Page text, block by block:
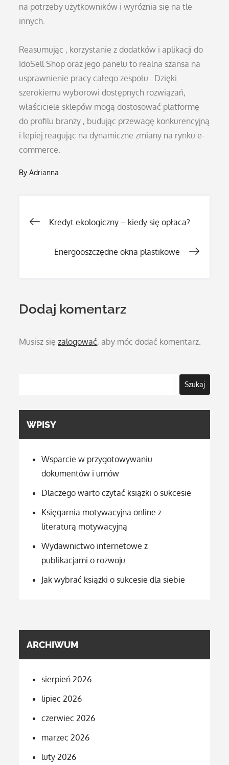
na potrzeby użytkowników i wyróżnia się na tle
innych.
Reasumując , korzystanie z dodatków i aplikacji do
IdoSell Shop oraz jego panelu to realna szansa na
usprawnienie pracy całego zespołu . Dzięki
szerokiemu wyborowi dostępnych rozwiązań,
właściciele sklepów mogą dostosować platformę
do profilu branży , budując przewagę konkurencyjną
i lepiej reagując na dynamiczne zmiany na rynku e-
commerce.
ByAdrianna
Nawigacja
wpisu
Kredyt ekologiczny – kiedy się opłaca?
Energooszczędne okna plastikowe
Dodaj komentarz
Musisz sięzalogować, aby móc dodać komentarz.
Szukaj
WPISY
Wsparcie w przygotowywaniu
dokumentów i umów
Dlaczego warto czytać książki o sukcesie
Księgarnia motywacyjna online z
literaturą motywacyjną
Wydawnictwo internetowe z
publikacjami o rozwoju
Jak wybrać książki o sukcesie dla siebie
ARCHIWUM
sierpień 2026
lipiec 2026
czerwiec 2026
marzec 2026
luty 2026